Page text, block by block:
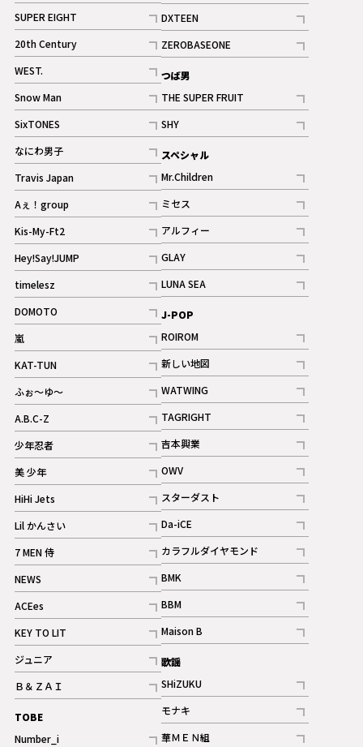
記事
SUPER EIGHT
記事
20th Century
記事
WEST.
記事
Snow Man
記事
ギャラリー
SixTONES
記事
ギャラリー
なにわ男子
記事
Travis Japan
記事
Aぇ！group
記事
Kis-My-Ft2
記事
ギャラリー
Hey!Say!JUMP
記事
timelesz
記事
DOMOTO
記事
嵐
記事
KAT-TUN
記事
ふぉ～ゆ～
記事
A.B.C-Z
記事
ギャラリー
少年忍者
記事
美 少年
記事
HiHi Jets
記事
Lil かんさい
記事
7 MEN 侍
記事
NEWS
記事
ACEes
記事
KEY TO LIT
記事
ジュニア
記事
Ｂ＆ＺＡＩ
記事
TOBE
Number_i
記事
ギャラリー
DXTEEN
記事
ギャラリー
ZEROBASEONE
記事
つば男
THE SUPER FRUIT
記事
SHY
記事
スペシャル
Mr.Children
記事
ミセス
記事
アルフィー
記事
GLAY
記事
LUNA SEA
記事
J-POP
ROIROM
記事
新しい地図
記事
WATWING
記事
TAGRIGHT
記事
吉本興業
記事
OWV
記事
ギャラリー
スターダスト
記事
Da-iCE
記事
カラフルダイヤモンド
記事
BMK
記事
BBM
記事
ギャラリー
Maison B
記事
歌謡
SHiZUKU
記事
モナキ
記事
華ＭＥＮ組